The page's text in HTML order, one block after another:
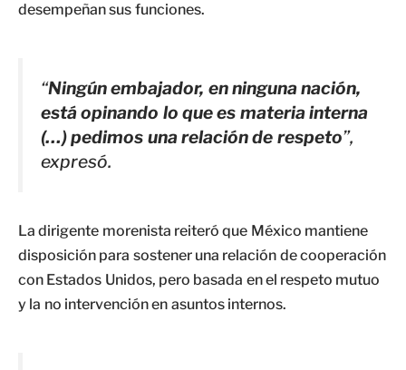
desempeñan sus funciones.
“Ningún embajador, en ninguna nación,
está opinando lo que es materia interna
(…) pedimos una relación de respeto”,
expresó.
La dirigente morenista reiteró que México mantiene
disposición para sostener una relación de cooperación
con Estados Unidos, pero basada en el respeto mutuo
y la no intervención en asuntos internos.